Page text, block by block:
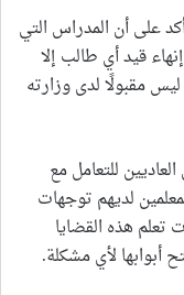
على أن المدراس التي
قيد أي طالب إلا
مقبولًا لدى وزارته
للتعامل مع
لديهم توجهات
تعلم هذه القضايا
أبوابها لأي مشكلة.